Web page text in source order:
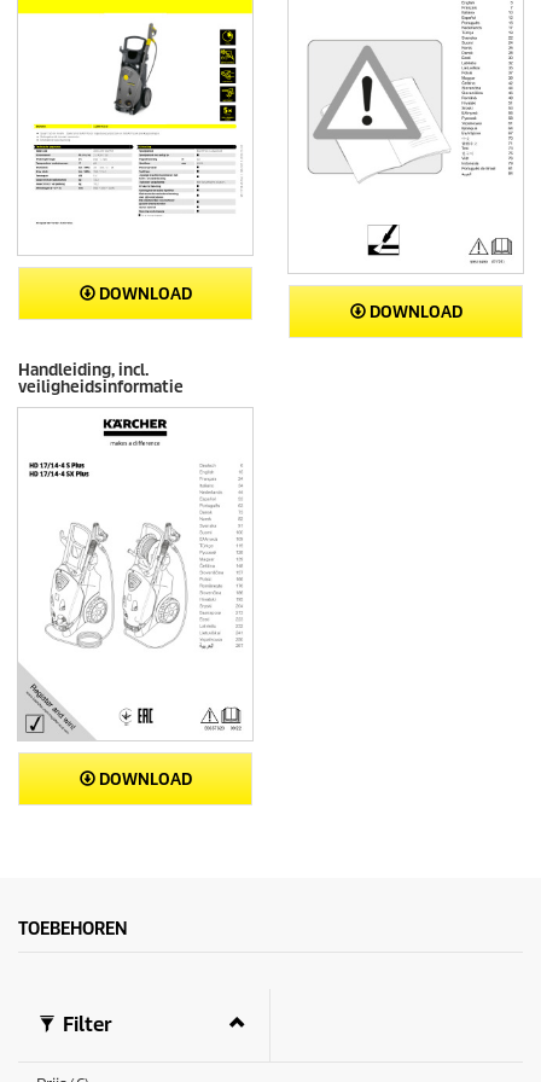
DOWNLOAD
DOWNLOAD
Handleiding, incl.
veiligheidsinformatie
DOWNLOAD
TOEBEHOREN
Filter